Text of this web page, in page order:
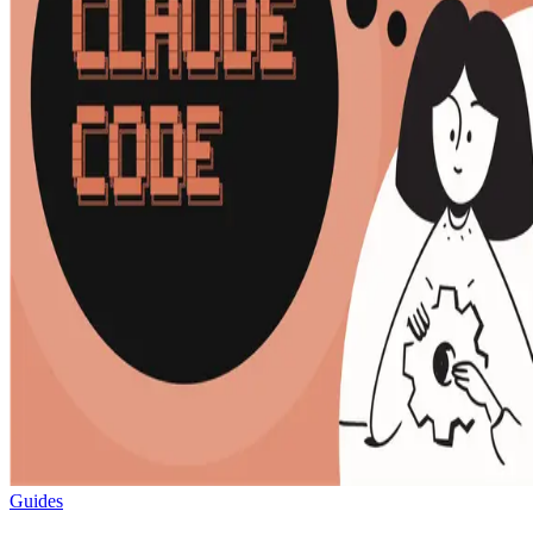
Guides